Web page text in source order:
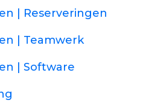
| Reserveringen
| Teamwerk
| Software